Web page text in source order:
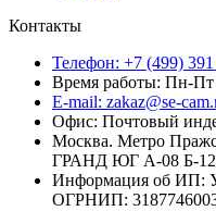
Контакты
Телефон: +7 (499)
Время работы: Пн-Пт
E-mail: zakaz@se-
Офис: Почтовый
Москва. Метро
ГРАНД ЮГ А-08 Б-12
Информация об ИП:
ОГРНИП: